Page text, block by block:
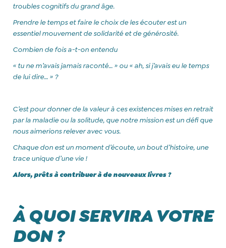
troubles cognitifs du grand âge.
Prendre le temps et faire le choix de les écouter est un
essentiel mouvement de solidarité et de générosité.
Combien de fois a-t-on entendu
« tu ne m’avais jamais raconté… » ou « ah, si j’avais eu le temps
de lui dire… » ?
C’est pour donner de la valeur à ces existences mises en retrait
par la maladie ou la solitude, que notre mission est un défi que
nous aimerions relever avec vous.
Chaque don est un moment d’écoute, un bout d’histoire, une
trace unique d’une vie !
Alors, prêts à contribuer à de nouveaux livres ?
À QUOI SERVIRA VOTRE
DON ?